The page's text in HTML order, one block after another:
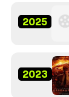
2025
2023